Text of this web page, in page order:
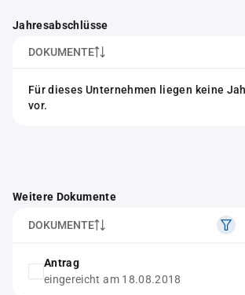
Jahresabschlüsse
DOKUMENTE
Für dieses Unternehmen liegen keine
vor.
Weitere Dokumente
DOKUMENTE
Antrag
eingereicht am 18.08.2018